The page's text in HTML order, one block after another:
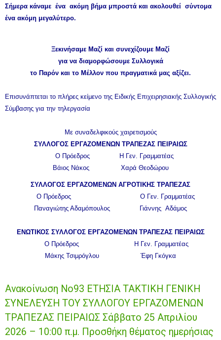
Σήμερα κάναμε ένα ακόμη βήμα μπροστά και ακολουθεί σύντομα
ένα ακόμη μεγαλύτερο.
Ξεκινήσαμε Μαζί και συνεχίζουμε Μαζί
για να διαμορφώσουμε Συλλογικά
το Παρόν και το Μέλλον που πραγματικά μας αξίζει.
Επισυνάπτεται το πλήρες κείμενο της Ειδικής Επιχειρησιακής Συλλογικής
Σύμβασης για την τηλεργασία
Με συναδελφικούς χαιρετισμούς
ΣΥΛΛΟΓΟΣ ΕΡΓΑΖΟΜΕΝΩΝ ΤΡΑΠΕΖΑΣ ΠΕΙΡΑΙΩΣ
Ο Πρόεδρος Η Γεν. Γραμματέας
Βάιος Νάκος Χαρά Θεοδώρου
ΣΥΛΛΟΓΟΣ ΕΡΓΑΖΟΜΕΝΩΝ ΑΓΡΟΤΙΚΗΣ ΤΡΑΠΕΖΑΣ
Ο Πρόεδρος Ο Γεν. Γραμματέας
Παναγιώτης Αδαμόπουλος Γιάννης Αδάμος
ΕΝΩΤΙΚΟΣ ΣΥΛΛΟΓΟΣ ΕΡΓΑΖΟΜΕΝΩΝ ΤΡΑΠΕΖΑΣ ΠΕΙΡΑΙΩΣ
Ο Πρόεδρος Η Γεν. Γραμματέας
Μάκης Τσιμρόγλου Έφη Γκόγκα
Ανακοίνωση Νο93 ΕΤΗΣΙΑ ΤΑΚΤΙΚΗ ΓΕΝΙΚΗ
ΣΥΝΕΛΕΥΣΗ ΤΟΥ ΣΥΛΛΟΓΟΥ ΕΡΓΑΖΟΜΕΝΩΝ
ΤΡΑΠΕΖΑΣ ΠΕΙΡΑΙΩΣ Σάββατο 25 Απριλίου
2026 – 10:00 π.μ. Προσθήκη θέματος ημερήσιας